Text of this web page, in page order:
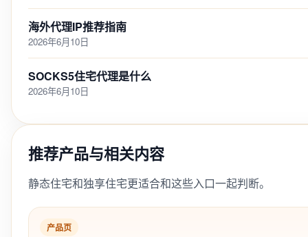
海外代理IP推荐指南
2026年6月10日
SOCKS5住宅代理是什么
2026年6月10日
推荐产品与相关内容
静态住宅和独享住宅更适合和这些入口一起判断。
产品页